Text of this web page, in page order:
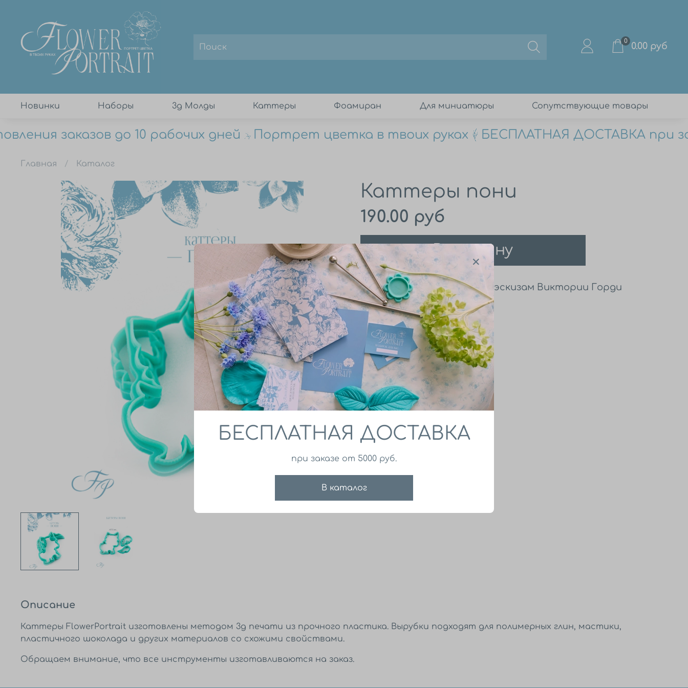
0 0.00 руб
Новинки Наборы 3д Молды Каттеры Фоамиран Для миниатюры Сопутствующие товары
заказов до 10 рабочих дней Портрет цветка в твоих руках БЕСПЛАТНАЯ ДОСТАВКА при
Главная Каталог
Каттеры пони
190.00 руб
В корзину
Каттеры FlowerPortrait по эскизам Виктории Горди
Описание
Каттеры FlowerPortrait изготовлены методом 3д печати из прочного пластика. Вырубки подходят для полимерных глин, мастики,
пластичного шоколада и других материалов со схожими свойствами.
Обращаем внимание, что все инструменты изготавливаются на заказ.
БЕСПЛАТНАЯ ДОСТАВКА
при заказе от 5000 руб.
В каталог